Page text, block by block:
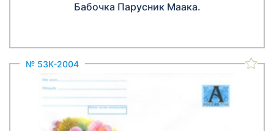
Бабочка Парусник Маака.
№ 53К-2004